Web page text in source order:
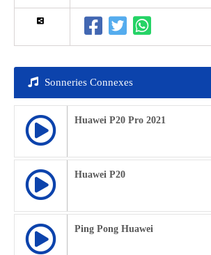
Sonneries Connexes
Huawei P20 Pro 2021
Huawei P20
Ping Pong Huawei